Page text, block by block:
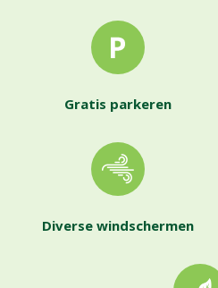
Gratis parkeren
Diverse windschermen